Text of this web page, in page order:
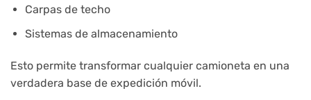
Carpas de techo
Sistemas de almacenamiento
Esto permite transformar cualquier camioneta en una
verdadera base de expedición móvil.